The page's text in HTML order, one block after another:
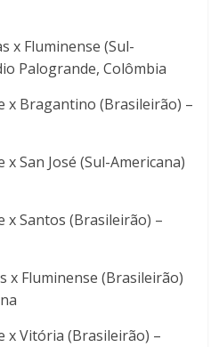
x Fluminense (Sul-
Palogrande, Colômbia
x Bragantino (Brasileirão) –
San José (Sul-Americana)
x Santos (Brasileirão) –
x Fluminense (Brasileirão)
x Vitória (Brasileirão) –